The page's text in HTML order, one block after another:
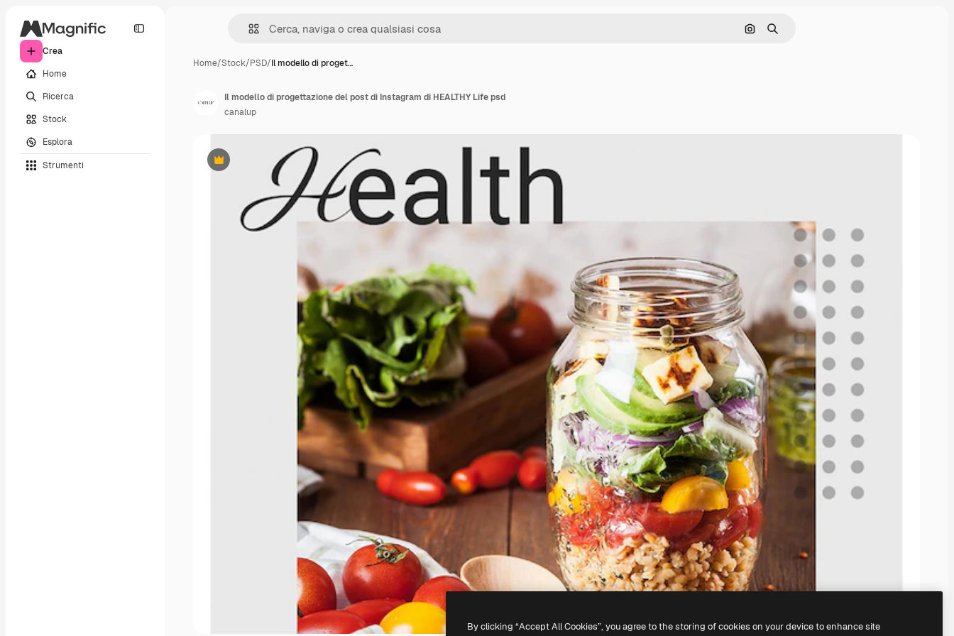
Crea
Home
Ricerca
Stock
Esplora
Strumenti
Cerca per immagine
Ricerca
Home/Stock/PSD/Il modello di proget…
Premium
Il modello di progettazione del post di Instagram di HEALTHY Life psd
canalup
By clicking “Accept All Cookies”, you agree to the storing of cookies on your device to enhance site